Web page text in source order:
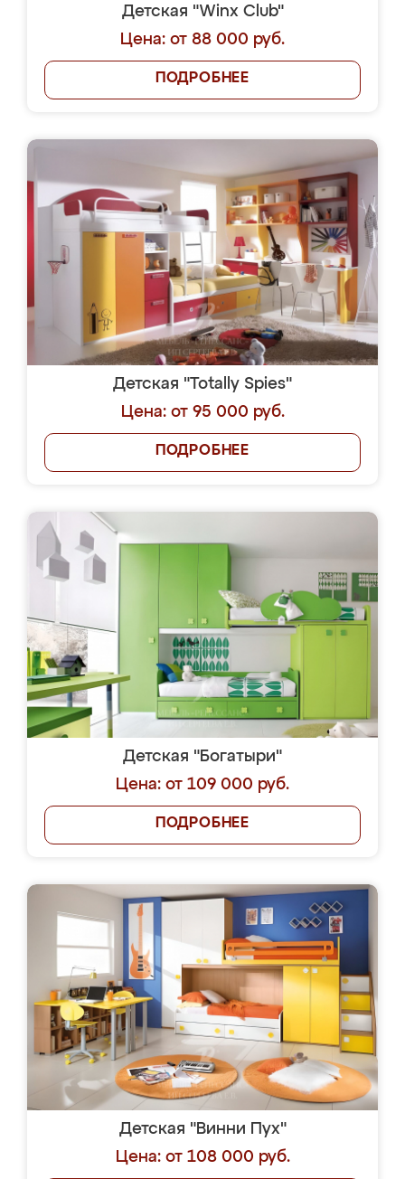
Детская "Winx Club"
Цена: от 88 000 руб.
ПОДРОБНЕЕ
Детская "Totally Spies"
Цена: от 95 000 руб.
ПОДРОБНЕЕ
Детская "Богатыри"
Цена: от 109 000 руб.
ПОДРОБНЕЕ
Детская "Винни Пух"
Цена: от 108 000 руб.